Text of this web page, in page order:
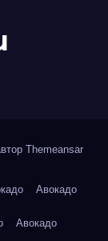
Themeansar
Авокадо
Авокадо